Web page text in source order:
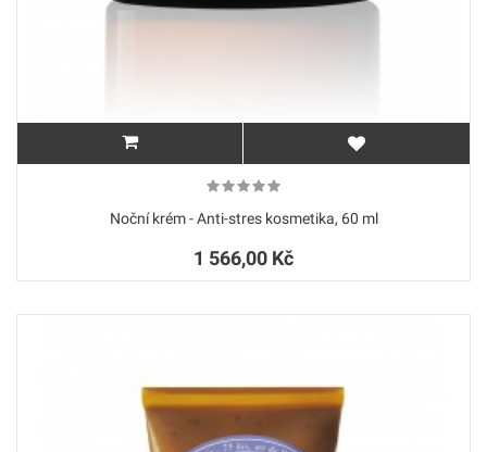
Noční krém - Anti-stres kosmetika, 60 ml
1 566,00 Kč